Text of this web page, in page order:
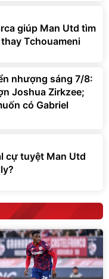
giúp Man Utd tìm
Tchouameni
nhượng sáng 7/8:
Joshua Zirkzee;
có Gabriel
cự tuyệt Man Utd